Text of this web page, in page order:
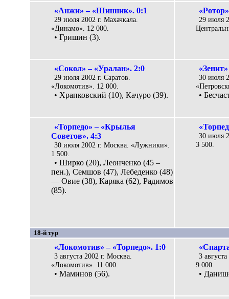
«Анжи» – «Шинник». 0:1
29 июля 2002 г. Махачкала.
«Динамо». 12 000.
• Гришин (3).
29 июля
«Сокол» – «Уралан». 2:0
29 июля 2002 г. Саратов.
«Локомотив». 12 000.
• Храпковский (10), Качуро (39).
30 июля
•
«Торпедо» – «Крылья
Советов». 4:3
30 июля 2002 г. Москва. «Лужники».
1 500.
• Ширко (20), Леонченко (45 –
пен.), Семшов (47), Лебеденко (48)
— Овие (38), Каряка (62), Радимов
(85).
30 июля
3 500.
18-й тур
«Локомотив» – «Торпедо». 1:0
3 августа 2002 г. Москва.
«Локомотив». 11 000.
• Маминов (56).
3
9 000.
•